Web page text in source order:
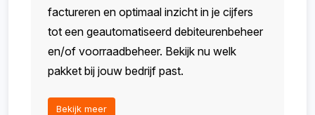
factureren en optimaal inzicht in je cijfers
tot een geautomatiseerd debiteurenbeheer
en/of voorraadbeheer. Bekijk nu welk
pakket bij jouw bedrijf past.
Bekijk meer